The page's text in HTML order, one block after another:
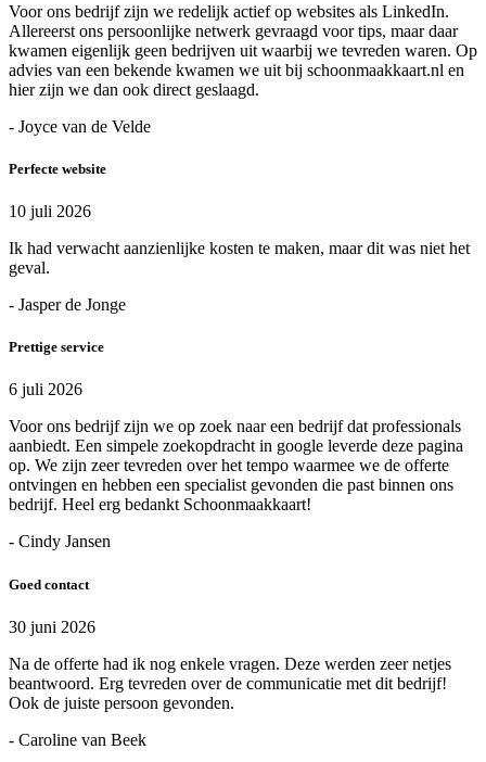
Voor ons bedrijf zijn we redelijk actief op websites als LinkedIn.
Allereerst ons persoonlijke netwerk gevraagd voor tips, maar daar
kwamen eigenlijk geen bedrijven uit waarbij we tevreden waren. Op
advies van een bekende kwamen we uit bij schoonmaakkaart.nl en
hier zijn we dan ook direct geslaagd.
- Joyce van de Velde
Perfecte website
10 juli 2026
Ik had verwacht aanzienlijke kosten te maken, maar dit was niet het
geval.
- Jasper de Jonge
Prettige service
6 juli 2026
Voor ons bedrijf zijn we op zoek naar een bedrijf dat professionals
aanbiedt. Een simpele zoekopdracht in google leverde deze pagina
op. We zijn zeer tevreden over het tempo waarmee we de offerte
ontvingen en hebben een specialist gevonden die past binnen ons
bedrijf. Heel erg bedankt Schoonmaakkaart!
- Cindy Jansen
Goed contact
30 juni 2026
Na de offerte had ik nog enkele vragen. Deze werden zeer netjes
beantwoord. Erg tevreden over de communicatie met dit bedrijf!
Ook de juiste persoon gevonden.
- Caroline van Beek